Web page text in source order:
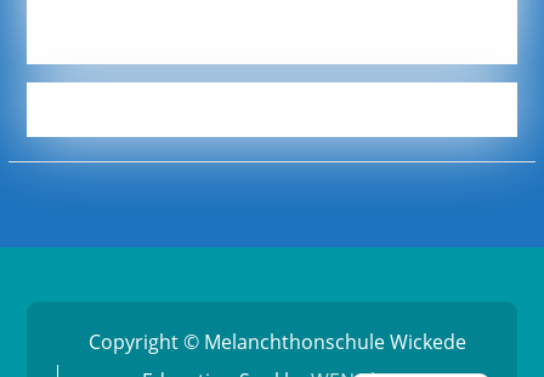
Copyright © Melanchthonschule Wickede